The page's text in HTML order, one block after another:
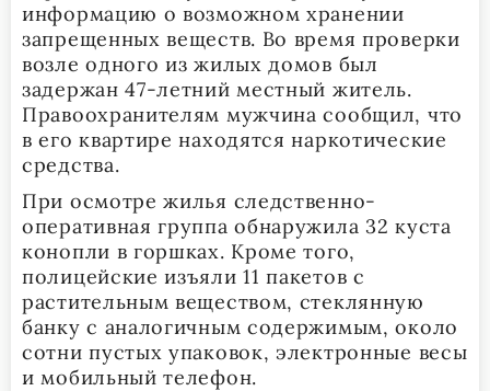
информацию о возможном хранении
запрещенных веществ. Во время проверки
возле одного из жилых домов был
задержан 47-летний местный житель.
Правоохранителям мужчина сообщил, что
в его квартире находятся наркотические
средства.
При осмотре жилья следственно-
оперативная группа обнаружила 32 куста
конопли в горшках. Кроме того,
полицейские изъяли 11 пакетов с
растительным веществом, стеклянную
банку с аналогичным содержимым, около
сотни пустых упаковок, электронные весы
и мобильный телефон.